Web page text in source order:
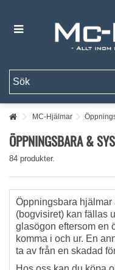
MC-Hjälmar
ÖPPNINGSBARA &
84 produkter.
Öppningsbara
(bogvisiret) kan fällas
glasögon eftersom en
komma i och ur. En
ta av från en skadad